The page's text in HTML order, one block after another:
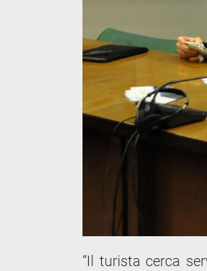
“Il turista cerca